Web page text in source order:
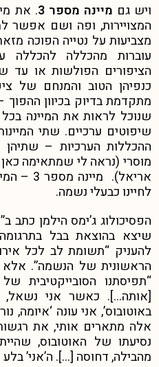
ויש גם מיינה מספר 3
המצויירות, ופה ושם אפשר
עוברות מהכללה
הציפורים הפולשות או
מתקדמת בדיוק בכיוון
שנוכל לראות את המיינה
שיפוטים ערכיים. שתי
ההכללות הערכיות – שתיהן
מוסרי (נראה לי שמתאימה
אריאל).
לחיינו כבעלי נשמה.
הפסיכולוג ג’ימס הילמן
שיצא בהוצאת בבל
להעניק “תשומת לב לכל
הראשונית של הנשמה”. אלא
“תפיסתנו הסובייקטיבית
[אותה…]. כאשר אני נשאל,
באוטובוס’, אני עונה ‘איומה,
אלה מתארים אותי, את
נסיעתו של האוטובוס,
מהבילה, דחוסה […]. ה’אני’